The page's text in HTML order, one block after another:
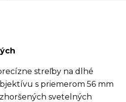
streľby na dlhé
s priemerom 56 mm
svetelných